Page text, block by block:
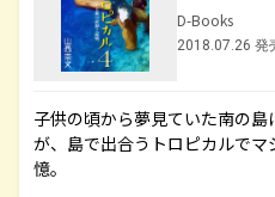
D-Books
2018.07.26 発
子供の頃から夢見ていた南の
が、島で出合うトロピカルで
憶。